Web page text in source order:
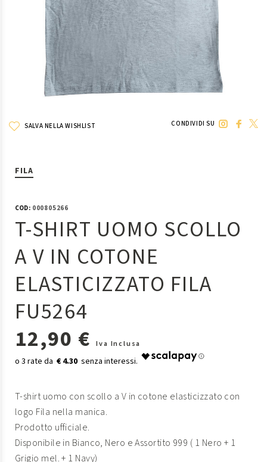
SALVA NELLA WISHLIST CONDIVIDI SU
FILA
COD:000805266
T-SHIRT UOMO SCOLLO
A V IN COTONE
ELASTICIZZATO FILA
FU5264
12,90 €
Iva Inclusa
€ 4.30
T-shirt uomo con scollo a V in cotone elasticizzato con
logo Fila nella manica.
Prodotto ufficiale.
Disponibile in Bianco, Nero e Assortito 999 ( 1 Nero + 1
Grigio mel. + 1 Navy)